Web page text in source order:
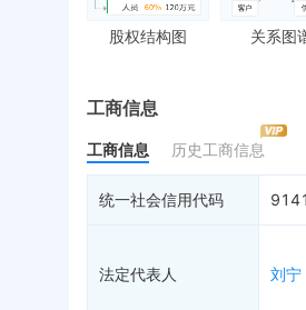
对外投资
控制企业
最终受益人
企业年报
11
工商自主公示
财务数据
送
被
终
询
司
股权结构图 关系图
工商信息
工商信息 历史工商信息
统一社会信用代码
法定代表人 刘宁